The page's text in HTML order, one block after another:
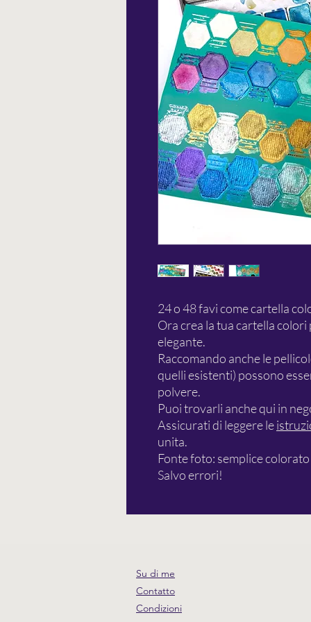
24 o 48 favi come cartella
Ora crea la tua cartella
elegante.
Raccomando anche le
quelli esistenti) possono
polvere.
Puoi trovarli anche qui in
Assicurati di leggere le
unita.
Fonte foto: semplice colorato
Salvo errori!
Su di me
Contatto
Condizioni